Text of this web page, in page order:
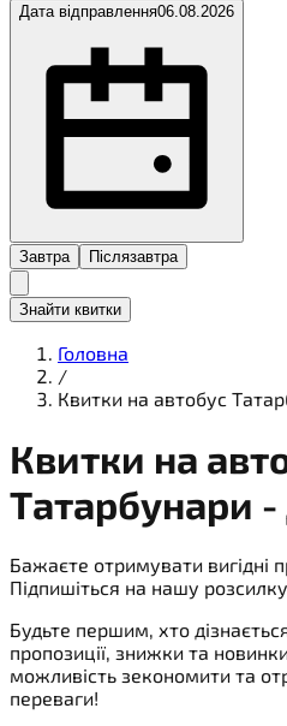
Дата відправлення06.08.2026
Завтра Післязавтра
Знайти квитки
Головна
/
Квитки на автобус
Квитки на
Татарбунари
Бажаєте отримувати вигідні
Підпишіться на нашу
Будьте першим, хто
пропозиції, знижки та
можливість зекономити та
переваги!